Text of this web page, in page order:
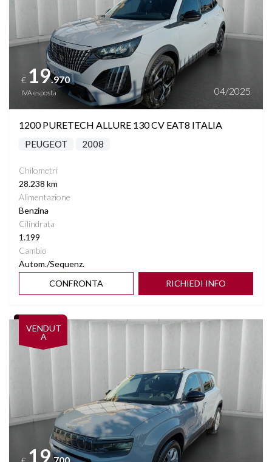
€ 19.970
IVA esposta 04/2025
1200 PURETECH ALLURE 130 CV EAT8 ITALIA
PEUGEOT 2008
Chilometri
28.238 km
Alimentazione
Benzina
Cilindrata
1.199
Cambio
Autom./Sequenz.
CONFRONTA
RICHIEDI INFO
VENDUT
A
Vedi dettagli
19